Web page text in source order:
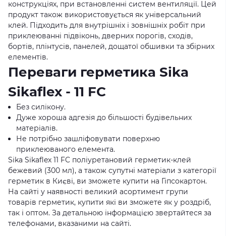
конструкціях, при встановленні систем вентиляції. Цей
продукт також використовується як універсальний
клей. Підходить для внутрішніх і зовнішніх робіт при
приклеюванні підвіконь, дверних порогів, сходів,
бортів, плінтусів, панелей, дощатої обшивки та збірних
елементів.
Переваги герметика Sika
Sikaflex - 11 FC
Без силікону.
Дуже хороша адгезія до більшості будівельних
матеріалів.
Не потрібно зашліфовувати поверхню
приклеюваного елемента.
Sika Sikaflex 11 FC поліуретановий герметик-клей
бежевий (300 мл), а також супутні матеріали з категорії
герметик в Києві, ви зможете купити на Гіпсокартон.
На сайті у наявності великий асортимент групи
товарів герметик, купити які ви зможете як у роздріб,
так і оптом. За детальною інформацією звертайтеся за
телефонами, вказаними на сайті.